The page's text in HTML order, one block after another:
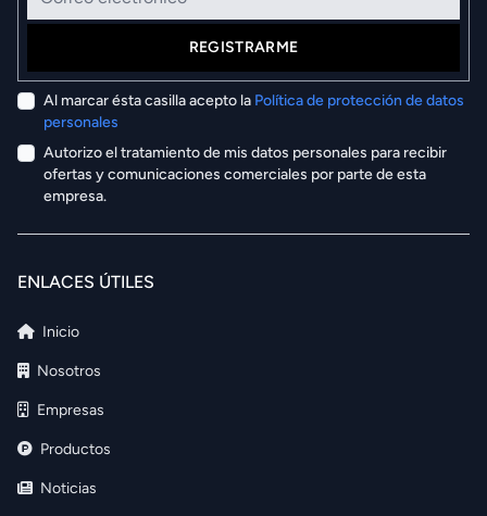
REGISTRARME
Al marcar ésta casilla acepto la Política de protección de datos
personales
Autorizo el tratamiento de mis datos personales para recibir
ofertas y comunicaciones comerciales por parte de esta
empresa.
ENLACES ÚTILES
Inicio
Nosotros
Empresas
Productos
Noticias